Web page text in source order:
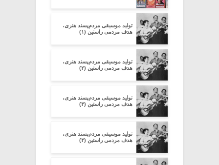
تولید موسیقی مردم‌پسند هنری،
هدف مردمی راستین (۱)
تولید موسیقی مردم‌پسند هنری،
هدف مردمی راستین (۲)
تولید موسیقی مردم‌پسند هنری،
هدف مردمی راستین (۳)
تولید موسیقی مردم‌پسند هنری،
هدف مردمی راستین (۴)